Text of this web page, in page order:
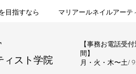
目指すなら マリアールネイルアー
ィスト学院
【事務お電話受
間】
月・火・木〜土/